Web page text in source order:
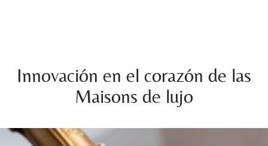
Innovación en el corazón de las
Maisons de lujo